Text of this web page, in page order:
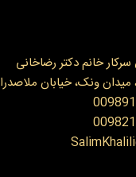
خانم دکتر رضاخانی
میدان ونک، خیابان ملاصدرا